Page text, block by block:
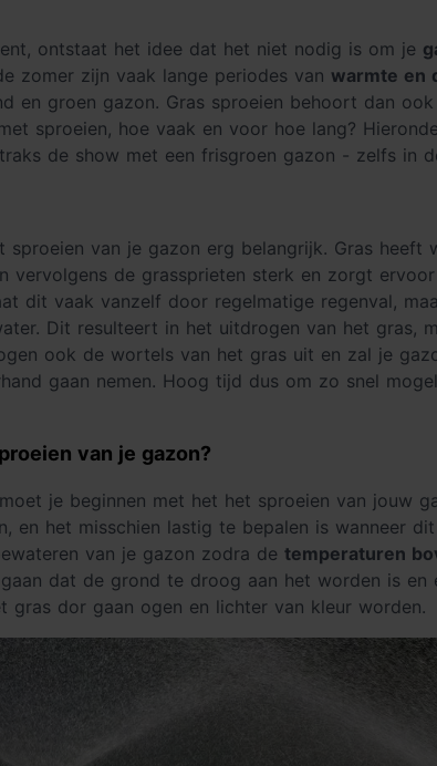
ontstaat het idee dat het niet nodig is om je
zomer zijn vaak lange periodes van warmte en
en groen gazon. Gras sproeien behoort dan
sproeien, hoe vaak en voor hoe lang?
de show met een frisgroen gazon - zelfs in
sproeien van je gazon erg belangrijk. Gras
vervolgens de grassprieten sterk en zorgt
dit vaak vanzelf door regelmatige regenval,
Dit resulteert in het uitdrogen van het gras,
ook de wortels van het gras uit en zal je
gaan nemen. Hoog tijd dus om zo snel
van je gazon?
je beginnen met het het sproeien van jouw
en het misschien lastig te bepalen is wanneer
van je gazon zodra de temperaturen
dat de grond te droog aan het worden is
gras dor gaan ogen en lichter van kleur worden.